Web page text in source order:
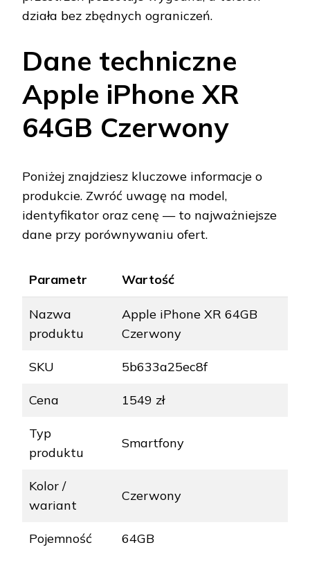
działa bez zbędnych ograniczeń.
Dane techniczne
Apple iPhone XR
64GB Czerwony
Poniżej znajdziesz kluczowe informacje o
produkcie. Zwróć uwagę na model,
identyfikator oraz cenę — to najważniejsze
dane przy porównywaniu ofert.
Parametr Wartość
Nazwa
produktu
Apple iPhone XR 64GB
Czerwony
SKU 5b633a25ec8f
Cena 1549 zł
Typ
produktu
Smartfony
Kolor /
wariant
Czerwony
Pojemność 64GB